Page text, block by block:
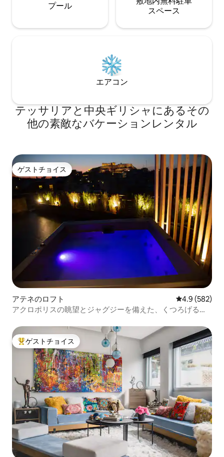
プール
ス⁠ペ⁠ー⁠ス
エアコン
テッサリアと中央ギリシャにあるその
他の素敵なバケーションレンタル
ゲストチョイス
ゲストチョイス
アテネのロフト レビュー582
4.9 (582)
アクロポリスの眺望とジャグジーを備えた、くつろげるペ
大好評のゲストチョイスです。
ゲストチョイス